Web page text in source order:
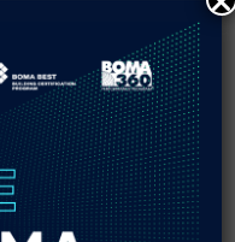
en un 21% ,
cerca de lograr la
como objetivo para
implementado un
en el manejo de